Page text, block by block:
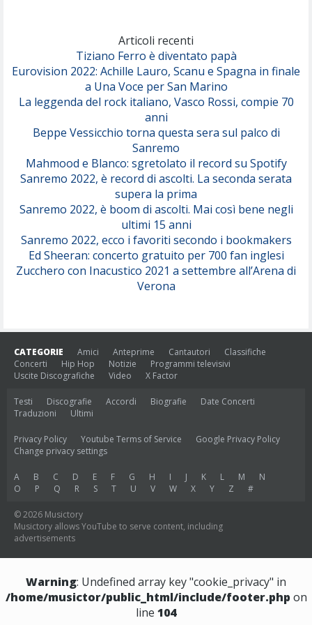
Serenamente
Articoli recenti
Tiziano Ferro è diventato papà
Eurovision 2022: Achille Lauro, Scanu e Spagna in finale
a Una Voce per San Marino
La leggenda del rock italiano, Vasco Rossi, compie 70
anni
Beppe Vessicchio torna questa sera sul palco di
Sanremo
Mahmood e Blanco: sgretolato il record su Spotify
Sanremo 2022, è record di ascolti. La seconda serata
supera la prima
Sanremo 2022, è boom di ascolti. Mai così bene negli
ultimi 15 anni
Sanremo 2022, ecco i favoriti secondo i bookmakers
Ed Sheeran: concerto gratuito per 700 fan inglesi
Zucchero con Inacustico 2021 a settembre all’Arena di
Verona
CATEGORIE Amici Anteprime Cantautori
Classifiche
Concerti
Hip Hop Notizie
Programmi televisivi
Uscite Discografiche
Video X Factor
Testi Discografie Accordi Biografie
Date Concerti
Traduzioni
Ultimi
Privacy Policy Youtube Terms of Service
Google Privacy Policy
Change privacy settings
A B C D E F G H I J K L M
N
O
P Q R S T U V W X Y Z #
© 2026 Musictory
Musictory allows YouTube to serve content, including
advertisements
Warning: Undefined array key "cookie_privacy" in
/home/musictor/public_html/include/footer.php on
line 104